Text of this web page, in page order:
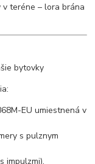
teréne – lora brána
bytovky
EU umiestnená v
s pulznym
impulzmi),